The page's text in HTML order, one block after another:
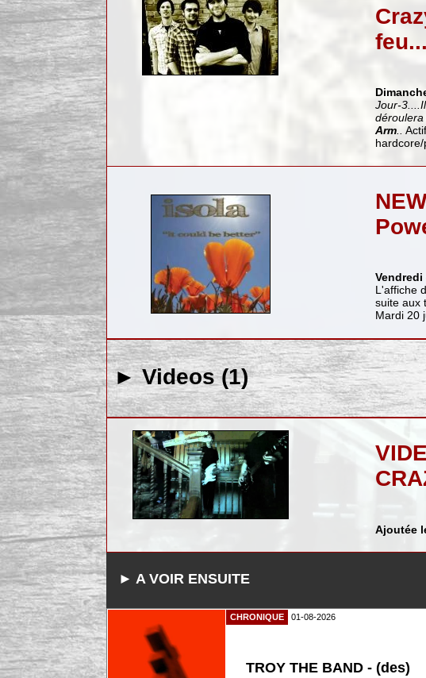
feu...
Jour-
Arm..
hardcore/
Vendredi
L'affiche
suite aux
Mardi 20
► Videos (1)
Ajoutée
► A VOIR ENSUITE
CHRONIQUE 01-08-2026
TROY THE BAND - (des)